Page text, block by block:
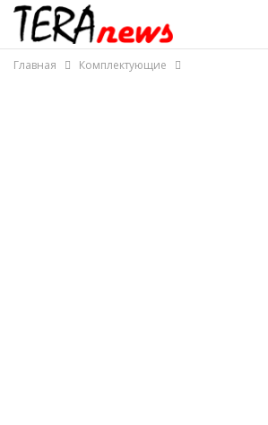
Главная Комплектующие